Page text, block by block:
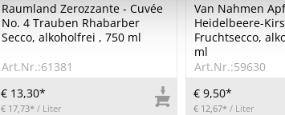
Raumland Zerozzante - Cuvée
No. 4 Trauben Rhabarber
Secco, alkoholfrei , 750 ml
Art.Nr.:61381
€ 13,30*
€ 17,73* / Liter
Van Nahmen
Heidelbeere-
Fruchtsecco,
ml
Art.Nr.:59630
€ 9,50*
€ 12,67* / Liter